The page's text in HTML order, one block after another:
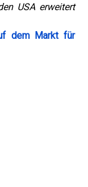
USA erweitert
dem Markt für